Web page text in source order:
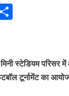
स्टेडियम परिसर
टूर्नामेंट का